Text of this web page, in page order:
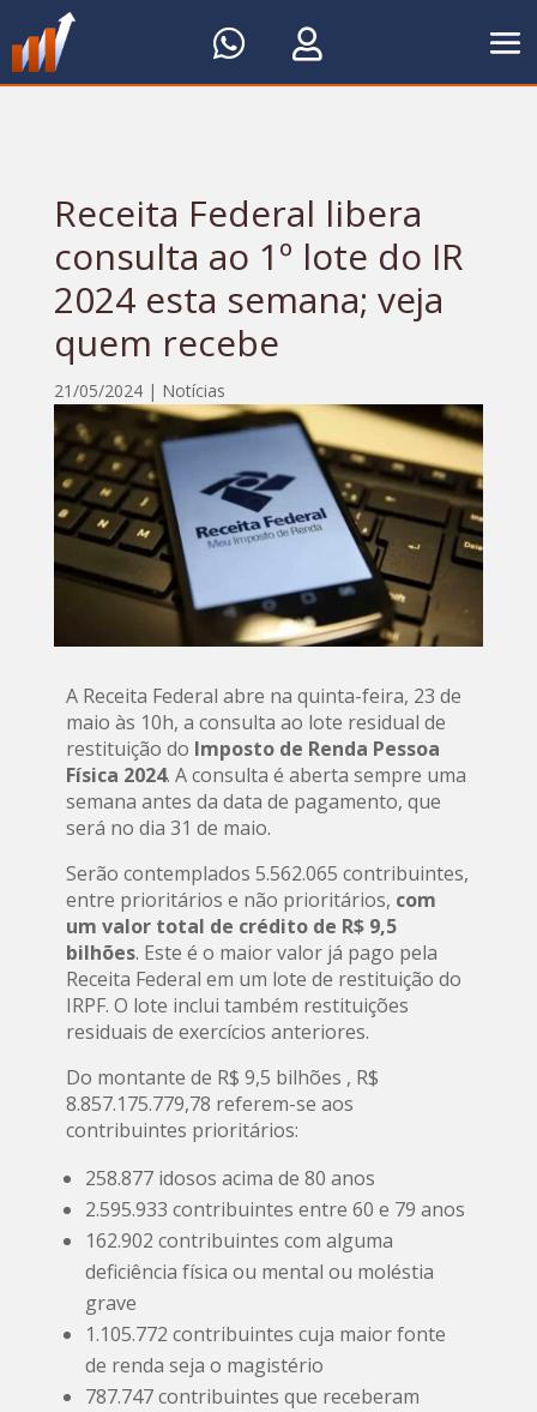
 
Receita Federal libera
consulta ao 1º lote do IR
2024 esta semana; veja
quem recebe
21/05/2024| Notícias
A Receita Federal abre na quinta-feira, 23 de
maio às 10h, a consulta ao lote residual de
restituição do Imposto de Renda Pessoa
Física 2024. A consulta é aberta sempre uma
semana antes da data de pagamento, que
será no dia 31 de maio.
Serão contemplados 5.562.065 contribuintes,
entre prioritários e não prioritários, com
um valor total de crédito de R$ 9,5
bilhões. Este é o maior valor já pago pela
Receita Federal em um lote de restituição do
IRPF. O lote inclui também restituições
residuais de exercícios anteriores.
Do montante de R$ 9,5 bilhões , R$
8.857.175.779,78 referem-se aos
contribuintes prioritários:
258.877 idosos acima de 80 anos
2.595.933 contribuintes entre 60 e 79 anos
162.902 contribuintes com alguma
deficiência física ou mental ou moléstia
grave
1.105.772 contribuintes cuja maior fonte
de renda seja o magistério
787.747 contribuintes que receberam